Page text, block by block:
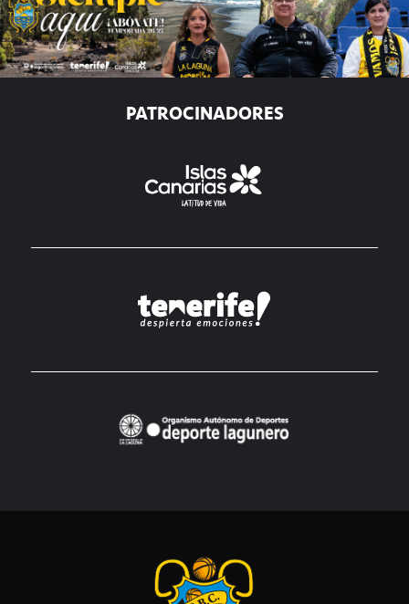
PATROCINADORES